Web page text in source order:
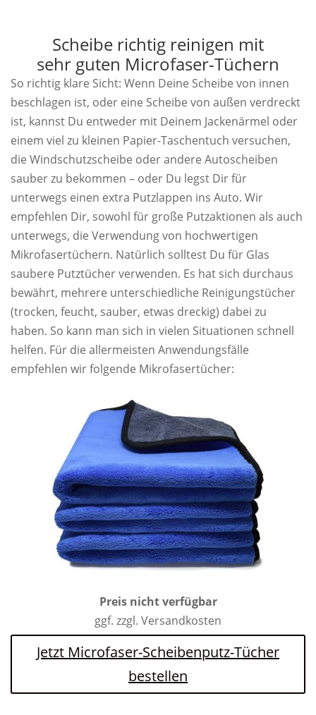
Scheibe richtig reinigen mit
sehr guten Microfaser-Tüchern
So richtig klare Sicht: Wenn Deine Scheibe von innen
beschlagen ist, oder eine Scheibe von außen verdreckt
ist, kannst Du entweder mit Deinem Jackenärmel oder
einem viel zu kleinen Papier-Taschentuch versuchen,
die Windschutzscheibe oder andere Autoscheiben
sauber zu bekommen – oder Du legst Dir für
unterwegs einen extra Putzlappen ins Auto. Wir
empfehlen Dir, sowohl für große Putzaktionen als auch
unterwegs, die Verwendung von hochwertigen
Mikrofasertüchern. Natürlich solltest Du für Glas
saubere Putztücher verwenden. Es hat sich durchaus
bewährt, mehrere unterschiedliche Reinigungstücher
(trocken, feucht, sauber, etwas dreckig) dabei zu
haben. So kann man sich in vielen Situationen schnell
helfen. Für die allermeisten Anwendungsfälle
empfehlen wir folgende Mikrofasertücher:
Preis nicht verfügbar
ggf. zzgl. Versandkosten
Jetzt Microfaser-Scheibenputz-Tücher
bestellen